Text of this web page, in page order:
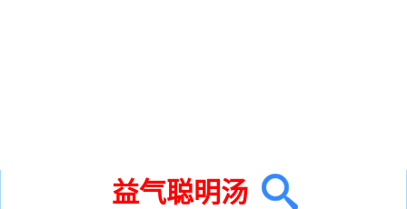
益气聪明汤